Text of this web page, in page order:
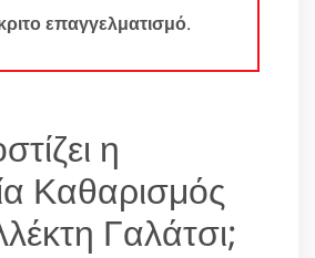
επαγγελματισμό.
η
Καθαρισμός
Γαλάτσι;